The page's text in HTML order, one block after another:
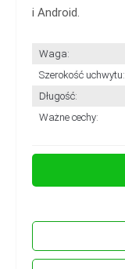
i Android.
Waga:
Szerokość uchwytu:
Długość:
Ważne cechy: